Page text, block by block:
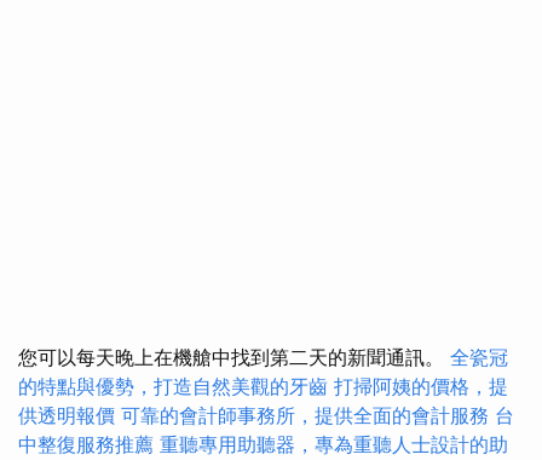
您可以每天晚上在機艙中找到第二天的新聞通訊。 全瓷冠
的特點與優勢，打造自然美觀的牙齒 打掃阿姨的價格，提
供透明報價 可靠的會計師事務所，提供全面的會計服務 台
中整復服務推薦 重聽專用助聽器，專為重聽人士設計的助